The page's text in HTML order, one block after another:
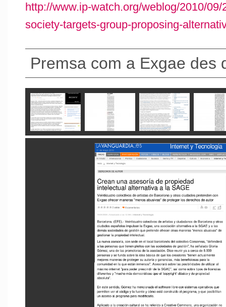
http://www.ip-watch.org/weblog/2010/
society-targets-group-proposing-
Premsa com a Exgae des